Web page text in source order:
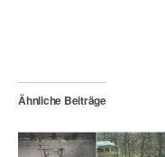
Ähnliche Beiträge